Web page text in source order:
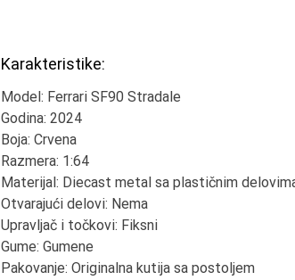
Karakteristike:
Model: Ferrari SF90 Stradale
Godina: 2024
Boja: Crvena
Razmera: 1:64
Materijal: Diecast metal sa plastičnim
Otvarajući delovi: Nema
Upravljač i točkovi: Fiksni
Gume: Gumene
Pakovanje: Originalna kutija sa postoljem